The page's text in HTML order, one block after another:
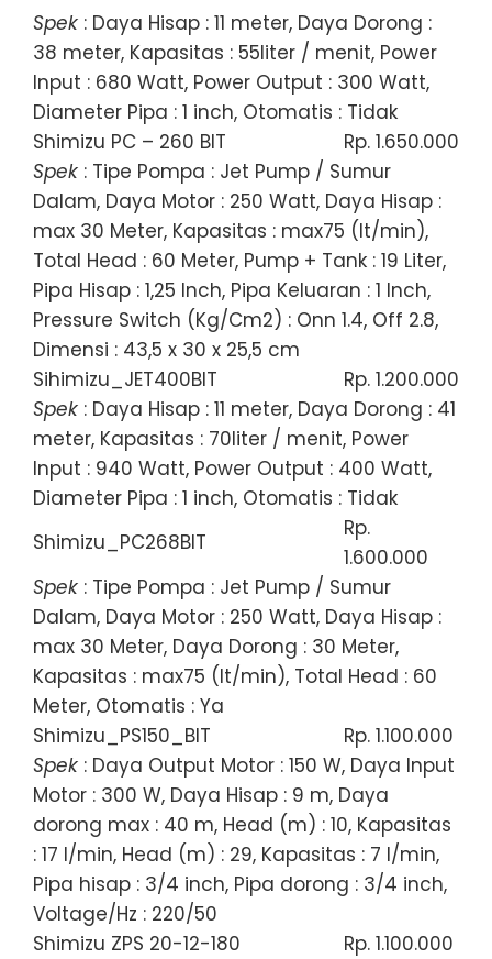
Spek : Daya Hisap : 11 meter, Daya Dorong :
38 meter, Kapasitas : 55liter / menit, Power
Input : 680 Watt, Power Output : 300 Watt,
Diameter Pipa : 1 inch, Otomatis : Tidak
Shimizu PC – 260 BIT
Rp. 1.650.000
Spek : Tipe Pompa : Jet Pump / Sumur
Dalam, Daya Motor : 250 Watt, Daya Hisap :
max 30 Meter, Kapasitas : max75 (lt/min),
Total Head : 60 Meter, Pump + Tank : 19 Liter,
Pipa Hisap : 1,25 Inch, Pipa Keluaran : 1 Inch,
Pressure Switch (Kg/Cm2) : Onn 1.4, Off 2.8,
Dimensi : 43,5 x 30 x 25,5 cm
Sihimizu_JET400BIT
Rp. 1.200.000
Spek : Daya Hisap : 11 meter, Daya Dorong : 41
meter, Kapasitas : 70liter / menit, Power
Input : 940 Watt, Power Output : 400 Watt,
Diameter Pipa : 1 inch, Otomatis : Tidak
Shimizu_PC268BIT
Rp.
1.600.000
Spek : Tipe Pompa : Jet Pump / Sumur
Dalam, Daya Motor : 250 Watt, Daya Hisap :
max 30 Meter, Daya Dorong : 30 Meter,
Kapasitas : max75 (lt/min), Total Head : 60
Meter, Otomatis : Ya
Shimizu_PS150_BIT
Rp. 1.100.000
Spek : Daya Output Motor : 150 W, Daya Input
Motor : 300 W, Daya Hisap : 9 m, Daya
dorong max : 40 m, Head (m) : 10, Kapasitas
: 17 l/min, Head (m) : 29, Kapasitas : 7 l/min,
Pipa hisap : 3/4 inch, Pipa dorong : 3/4 inch,
Voltage/Hz : 220/50
Shimizu ZPS 20-12-180
Rp. 1.100.000